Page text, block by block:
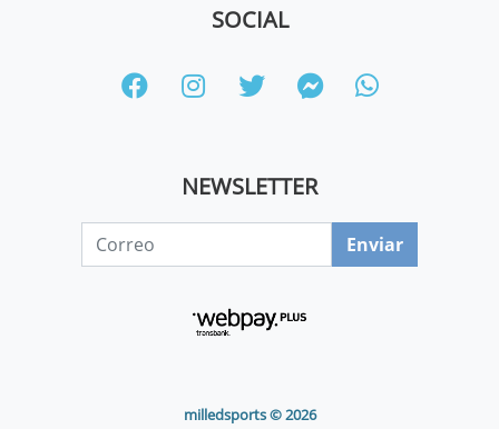
SOCIAL
NEWSLETTER
Enviar
milledsports © 2026